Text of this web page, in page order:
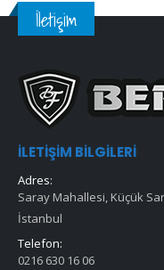
İletişim
İLETIŞIM BILGILERI
Adres:
Saray Mahallesi, Küçük
İstanbul
Telefon:
0216 630 16 06